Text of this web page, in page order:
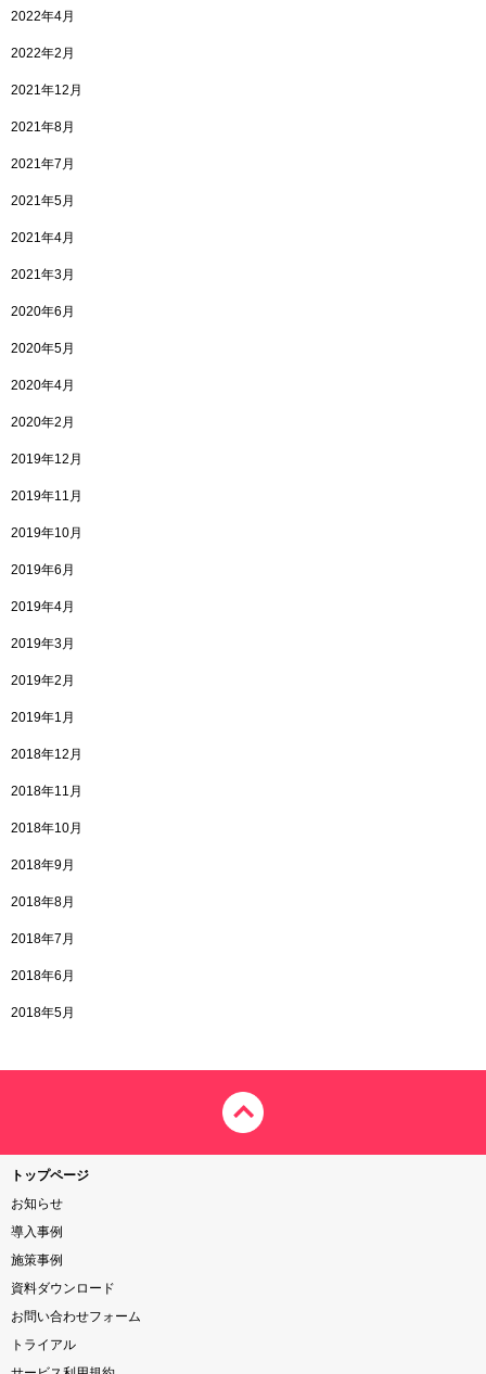
2022年4月
2022年2月
2021年12月
2021年8月
2021年7月
2021年5月
2021年4月
2021年3月
2020年6月
2020年5月
2020年4月
2020年2月
2019年12月
2019年11月
2019年10月
2019年6月
2019年4月
2019年3月
2019年2月
2019年1月
2018年12月
2018年11月
2018年10月
2018年9月
2018年8月
2018年7月
2018年6月
2018年5月
トップページ
お知らせ
導入事例
施策事例
資料ダウンロード
お問い合わせフォーム
トライアル